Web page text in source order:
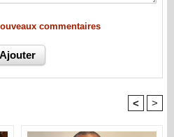
commentaires
< >